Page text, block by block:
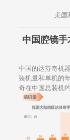
美国
中国腔镜
中国的达芬奇机
装机量和单机的
奇在中国总装机